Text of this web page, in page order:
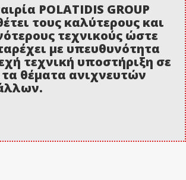
POLATIDIS GROUP
τους καλύτερους και
τεχνικούς ώστε
με υπευθυνότητα
τεχνική υποστήριξη σε
θέματα ανιχνευτών